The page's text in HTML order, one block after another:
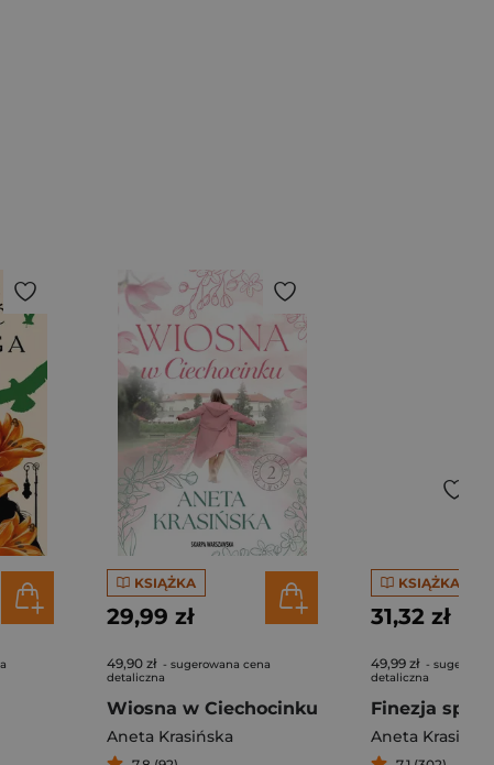
KSIĄŻKA
29,99 zł
49,90 zł - sugerowana cena
detaliczna
Wiosna w Ciechocinku
Aneta Krasińska
KSIĄŻKA
31,32 zł
49,99 zł -
detaliczna
Aneta